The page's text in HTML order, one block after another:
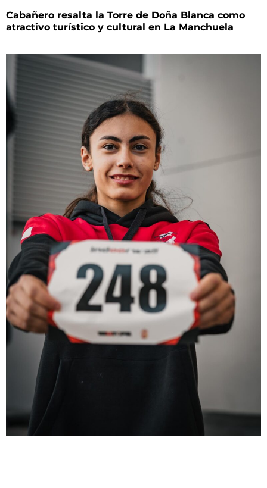
Cabañero resalta la Torre de Doña Blanca como
atractivo turístico y cultural en La Manchuela